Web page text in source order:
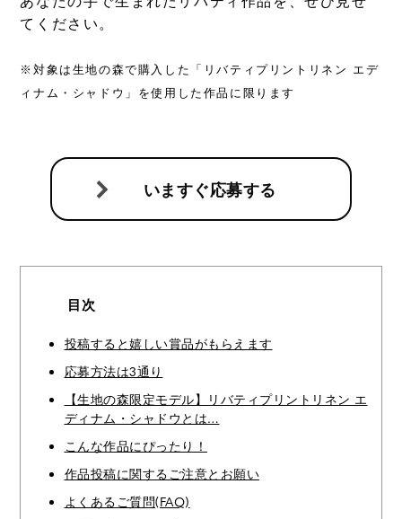
てください。
※対象は生地の森で購入した「リバティプリントリネン エデ
ィナム・シャドウ」を使用した作品に限ります
いますぐ応募する
目次
投稿すると嬉しい賞品がもらえます
応募方法は3通り
【生地の森限定モデル】リバティプリントリネン エ
ディナム・シャドウとは…
こんな作品にぴったり！
作品投稿に関するご注意とお願い
よくあるご質問(FAQ)